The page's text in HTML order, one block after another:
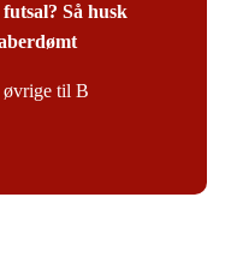
Så husk
øvrige til B